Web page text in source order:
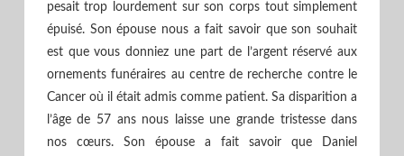
pesait trop lourdement sur son corps tout simplement
épuisé. Son épouse nous a fait savoir que son souhait
est que vous donniez une part de l’argent réservé aux
ornements funéraires au centre de recherche contre le
Cancer où il était admis comme patient. Sa disparition a
l’âge de 57 ans nous laisse une grande tristesse dans
nos cœurs. Son épouse a fait savoir que Daniel